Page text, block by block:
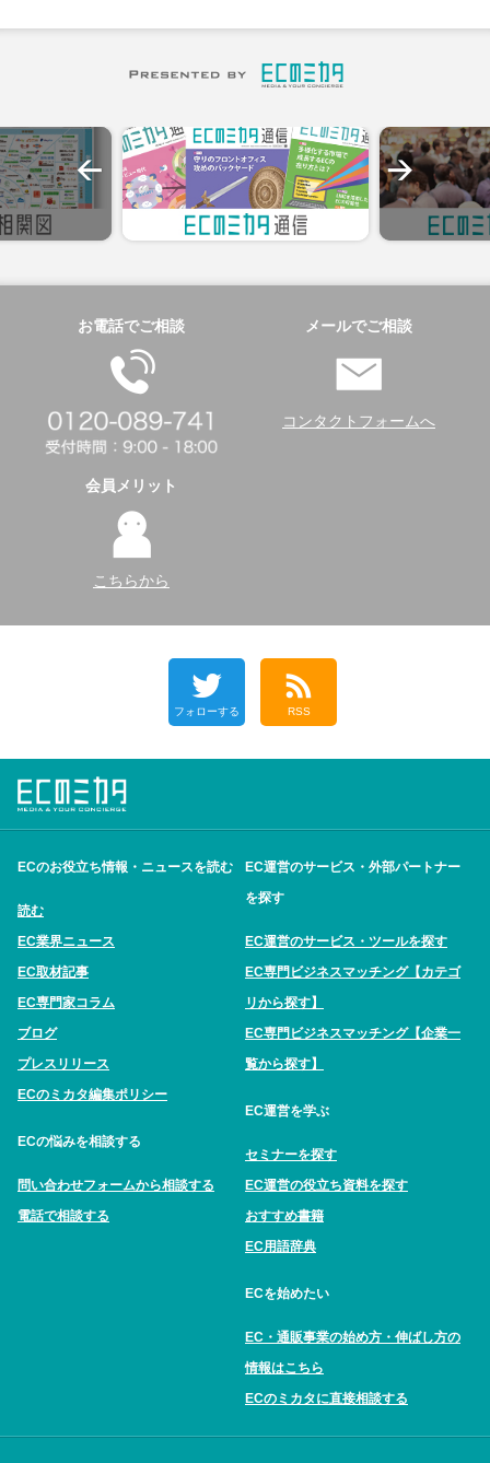
お電話でご相談 メールでご相談
コンタクトフォームへ
会員メリット
こちらから
フォローする RSS
ECのお役立ち情報・ニュースを読む
読む
EC業界ニュース
EC取材記事
EC専門家コラム
ブログ
プレスリリース
ECのミカタ編集ポリシー
ECの悩みを相談する
問い合わせフォームから相談する
電話で相談する
EC運営のサービス・外部パートナー
を探す
EC運営のサービス・ツールを探す
EC専門ビジネスマッチング【カテゴ
リから探す】
EC専門ビジネスマッチング【企業一
覧から探す】
EC運営を学ぶ
セミナーを探す
EC運営の役立ち資料を探す
おすすめ書籍
EC用語辞典
ECを始めたい
EC・通販事業の始め方・伸ばし方の
情報はこちら
ECのミカタに直接相談する